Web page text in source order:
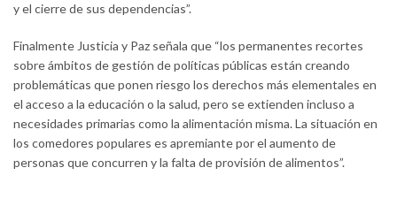
y el cierre de sus dependencias”.
Finalmente Justicia y Paz señala que “los permanentes recortes
sobre ámbitos de gestión de políticas públicas están creando
problemáticas que ponen riesgo los derechos más elementales en
el acceso a la educación o la salud, pero se extienden incluso a
necesidades primarias como la alimentación misma. La situación en
los comedores populares es apremiante por el aumento de
personas que concurren y la falta de provisión de alimentos”.